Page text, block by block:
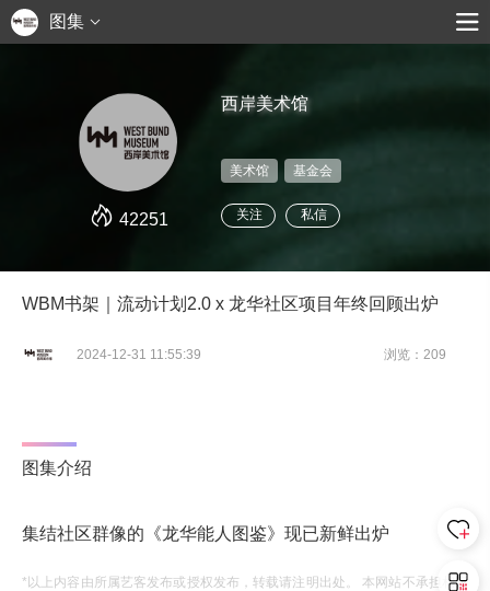
图集
42251
西岸美术馆
美术馆 基金会
关注 私信
WBM书架｜流动计划2.0 x 龙华社区项目年终回顾出炉
2024-12-31 11:55:39 浏览：209
图集介绍
集结社区群像的《龙华能人图鉴》现已新鲜出炉
*以上内容由所属艺客发布或授权发布，转载请注明出处。 本网站不承担相应